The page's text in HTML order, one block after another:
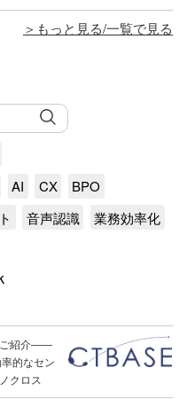
もっと見る/一覧で見る
AI CX
BPO
音声認識 業務効率化
ご紹介――
的なセン
クロス